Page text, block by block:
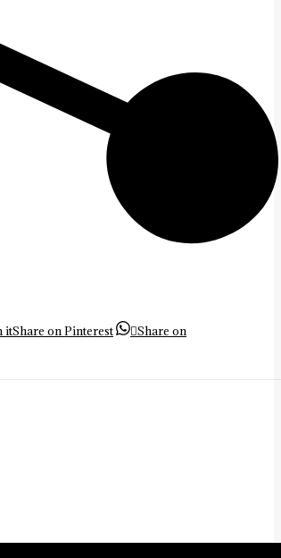
itShare on Pinterest
Share on